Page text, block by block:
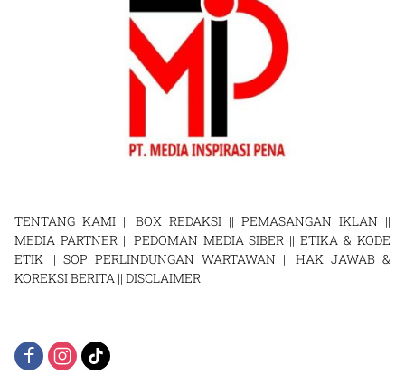
TENTANG KAMI || BOX REDAKSI || PEMASANGAN IKLAN ||
MEDIA PARTNER|| PEDOMAN MEDIA SIBER ||ETIKA & KODE
ETIK || SOP PERLINDUNGAN WARTAWAN || HAK JAWAB &
KOREKSI BERITA || DISCLAIMER